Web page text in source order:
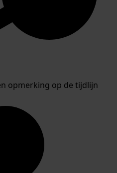
opmerking op de tijdlijn